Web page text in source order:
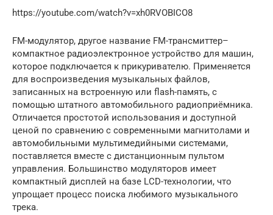
https://youtube.com/watch?v=xh0RVOBICO8
FM-модулятор, другое название FM-трансмиттер–
компактное радиоэлектронное устройство для машин,
которое подключается к прикуривателю. Применяется
для воспроизведения музыкальных файлов,
записанных на встроенную или flash-память, с
помощью штатного автомобильного радиоприёмника.
Отличается простотой использования и доступной
ценой по сравнению с современными магнитолами и
автомобильными мультимедийными системами,
поставляется вместе с дистанционным пультом
управления. Большинство модуляторов имеет
компактный дисплей на базе LCD-технологии, что
упрощает процесс поиска любимого музыкального
трека.